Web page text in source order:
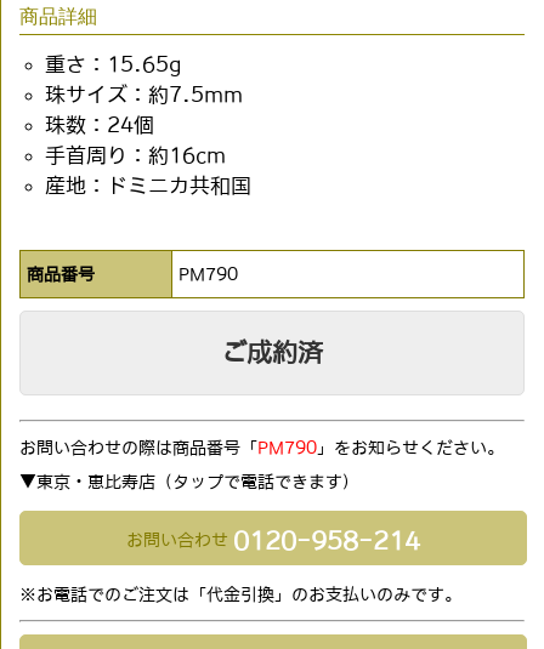
商品詳細
重さ：15.65g
珠サイズ：約7.5mm
珠数：24個
手首周り：約16cm
産地：ドミニカ共和国
商品番号 PM790
ご成約済
お問い合わせの際は商品番号「 PM790」をお知らせください。
▼東京・恵比寿店（タップで電話できます)
お問い合わせ 0120-958-214
※お電話でのご注文は「代金引換」のお支払いのみです。